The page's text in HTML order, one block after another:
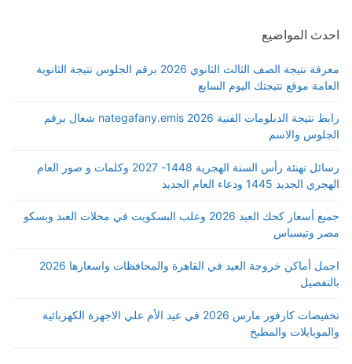
احدث المواضيع
معرفة نتيجة الصف الثالث الثانوي 2026 برقم الجلوس نتيجة الثانوية
العامة موقع نتيجتك اليوم السابع
رابط نتيجة الدبلومات الفنية 2026 nategafany.emis شغال برقم
الجلوس والاسم
رسائل تهنئة رأس السنة الهجرية 1448- 2027 وكلمات و صور العام
الهجري الجديد 1445 ودعاء العام الجديد
جميع أسعار كحك العيد 2026 وعلب البسكويت في محلات العبد وبسكو
مصر وتيسباس
اجمل أماكن خروجة العيد في القاهرة والمحافظات واسعارها 2026
بالتفصيل
تخفيضات كارفور مارس 2026 في عيد الأم علي الاجهزة الكهربائية
والموبايلات والمطبخ